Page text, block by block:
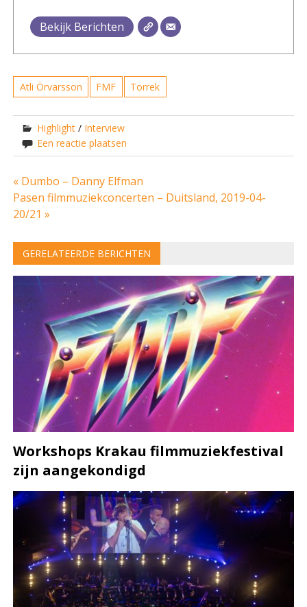
Bekijk Berichten
Atli Örvarsson FMF Torrek
Highlight / Interview
Een reactie plaatsen
Bericht
navigatie
« Dumbo – Danny Elfman
Pasen filmmuziekconcerten – Duitsland, 2019-04-
20/21 »
GERELATEERDE BERICHTEN
Workshops Krakau filmmuziekfestival
zijn aangekondigd